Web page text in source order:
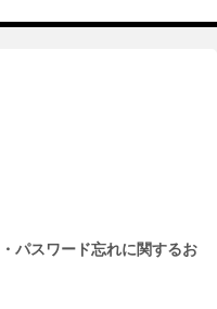
パスワード忘れに関するお